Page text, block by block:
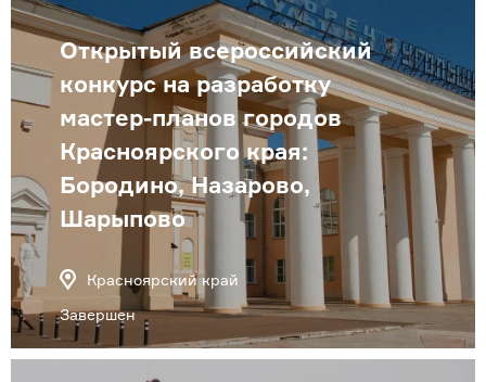
Открытый всероссийский
конкурс на разработку
мастер-планов городов
Красноярского края:
Бородино, Назарово,
Шарыпово
Красноярский край
Завершен